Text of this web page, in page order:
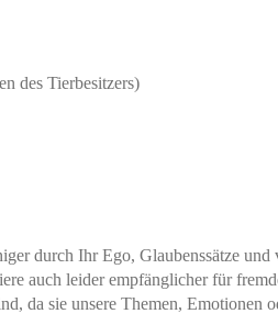
des Tierbesitzers)
durch Ihr Ego, Glaubenssätze und
auch leider empfänglicher für
da sie unsere Themen, Emotionen